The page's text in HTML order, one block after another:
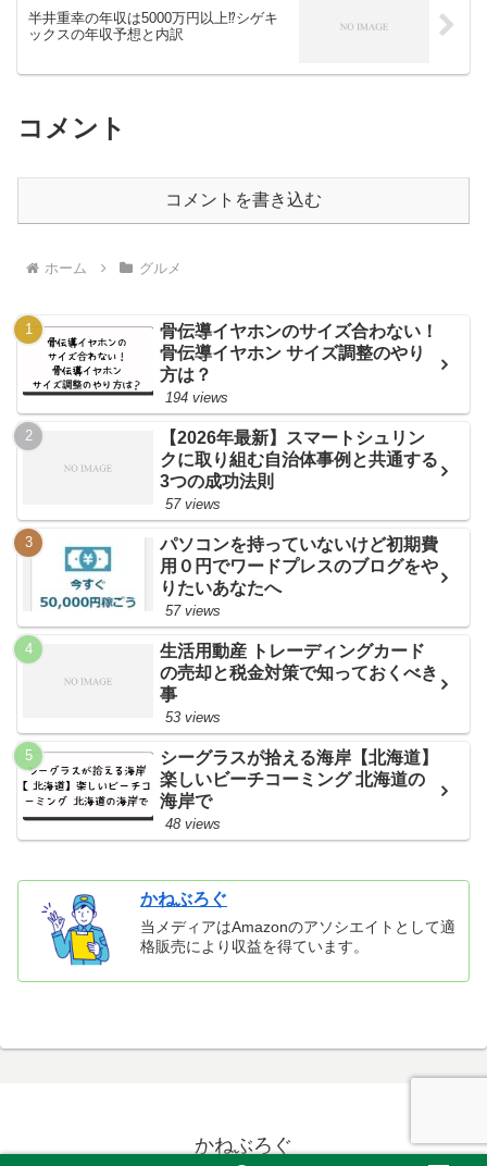
半井重幸の年収は5000万円以上⁉シゲキ
ックスの年収予想と内訳
コメント
コメントを書き込む
ホーム グルメ
骨伝導イヤホンのサイズ合わない！
骨伝導イヤホン サイズ調整のやり
方は？
194 views
【2026年最新】スマートシュリン
クに取り組む自治体事例と共通する
3つの成功法則
57 views
パソコンを持っていないけど初期費
用０円でワードプレスのブログをや
りたいあなたへ
57 views
生活用動産 トレーディングカード
の売却と税金対策で知っておくべき
事
53 views
シーグラスが拾える海岸【北海道】
楽しいビーチコーミング 北海道の
海岸で
48 views
かねぶろぐ
当メディアはAmazonのアソシエイトとして適
格販売により収益を得ています。
かねぶろぐ